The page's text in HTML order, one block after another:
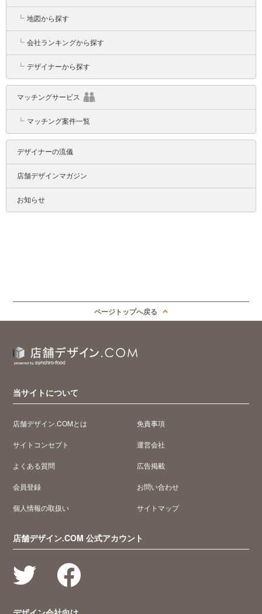
┗ 地図から探す
┗ 会社ランキングから探す
┗ デザイナーから探す
マッチングサービス
┗ マッチング案件一覧
デザイナーの流儀
店舗デザインマガジン
お知らせ
ページトップへ戻る
当サイトについて
店舗デザイン.COMとは
サイトコンセプト
よくある質問
会員登録
個人情報の取扱い
免責事項
運営会社
広告掲載
お問い合わせ
サイトマップ
店舗デザイン.COM 公式アカウント